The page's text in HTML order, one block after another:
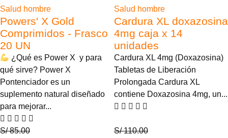
12% Descuento
Salud hombre
Powers' X Gold
Comprimidos - Frasco
20 UN
¿Qué es Power X y para
qué sirve? Power X
Pontenciador es un
suplemento natural diseñado
para mejorar...
S/85.00
7% Descuento
Salud hombre
Cardura XL doxazosina
4mg caja x 14
unidades
Cardura XL 4mg (Doxazosina)
Tabletas de Liberación
Prolongada Cardura XL
contiene Doxazosina 4mg, un...
S/110.00